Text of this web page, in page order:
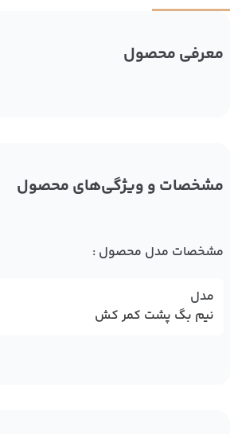
معرفی محصول
مشخصات و ویژگی‌های محصول
مشخصات مدل محصول :
مدل
نیم بگ پشت کمر کش